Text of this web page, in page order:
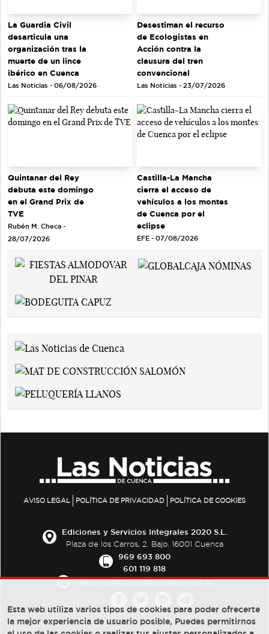
La Guardia Civil
desarticula una
organización tras la
muerte de un lince
ibérico en Cuenca
Las Noticias - 06/08/2026
Desestiman el recurso
de Ecologistas en
Acción contra la
clausura del tren
convencional
Las Noticias - 23/07/2026
Quintanar del Rey
debuta este domingo
en el Grand Prix de
TVE
Rubén M. Checa -
28/07/2026
Castilla-La Mancha
cierra el acceso de
vehículos a los montes
de Cuenca por el
eclipse
EFE - 07/08/2026
AVISO LEGAL POLÍTICA DE PRIVACIDAD POLÍTICA DE COOKIES
Ediciones y Servicios Integrales 2020 S.L.
Plaza de los Carros, 2. Bajo. 16001 Cuenca
969 693 800
601 119 818
Esta web utiliza varios tipos de cookies para poder ofrecerte
la mejor experiencia de usuario posible, Puedes permitirnos